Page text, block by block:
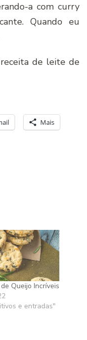
a com curry
Quando eu
de leite de
Mais
Queijo Incríveis
e entradas"